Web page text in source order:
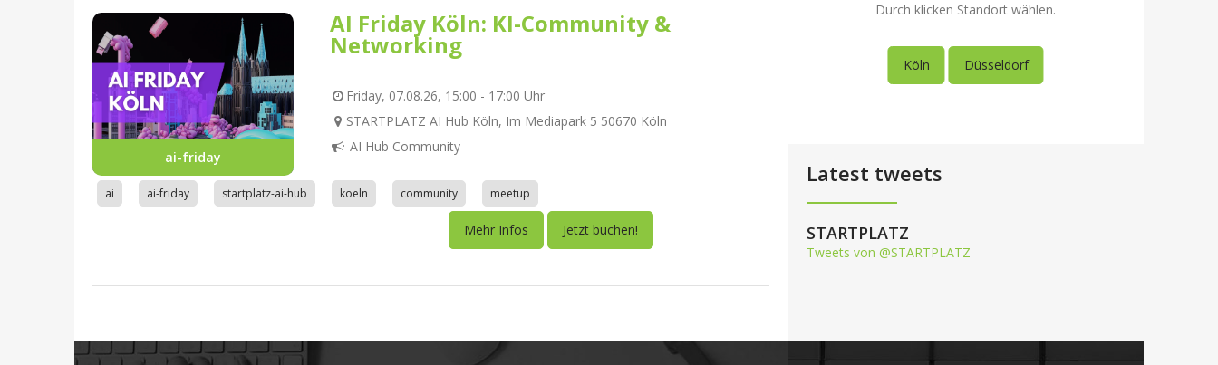
ai-friday
AI Friday Köln: KI-Community &
Networking
Friday, 07.08.26, 15:00 - 17:00 Uhr
STARTPLATZ AI Hub Köln, Im Mediapark 5 50670 Köln
AI Hub Community
ai ai-friday startplatz-ai-hub koeln community meetup
Mehr Infos Jetzt buchen!
Durch klicken Standort wählen.
Köln Düsseldorf
Latest tweets
STARTPLATZ
Tweets von @STARTPLATZ